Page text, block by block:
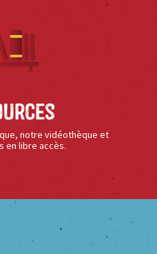
notre vidéothèque et
en libre accès.